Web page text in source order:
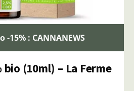
-15% : CANNANEWS
bio (10ml) – La Ferme